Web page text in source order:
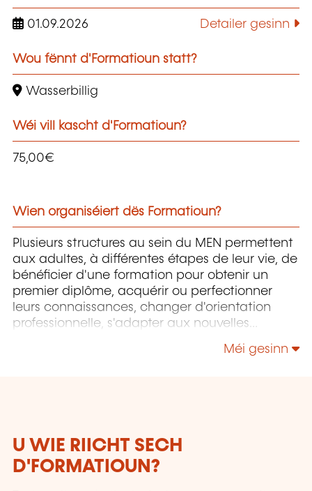
01.09.2026 Detailer gesinn
Wou fënnt d'Formatioun statt?
Wasserbillig
Wéi vill kascht d'Formatioun?
75,00€
Wien organiséiert dës Formatioun?
Plusieurs structures au sein du MEN permettent
aux adultes, à différentes étapes de leur vie, de
bénéficier d'une formation pour obtenir un
premier diplôme, acquérir ou perfectionner
leurs connaissances, changer d'orientation
professionnelle, s'adapter aux nouvelles
Méi gesinn
U WIE RIICHT SECH
D'FORMATIOUN?